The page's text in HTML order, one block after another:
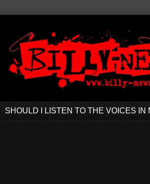
SHOULD I LISTEN TO THE VOICES IN